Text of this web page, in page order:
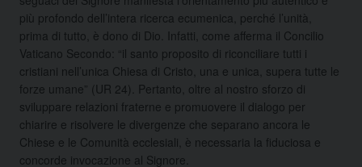
più profondo dell’intera ricerca ecumenica, perché l’unità,
prima di tutto, è dono di Dio. Infatti, come afferma il Concilio
Vaticano Secondo: “il santo proposito di riconciliare tutti i
cristiani nell’unica Chiesa di Cristo, una e unica, supera tutte le
forze umane” (UR 24). Pertanto, oltre al nostro sforzo di
sviluppare relazioni fraterne e promuovere il dialogo per
chiarire e risolvere le divergenze che separano ancora le
Chiese e le Comunità ecclesiali, è necessaria la fiduciosa e
concorde invocazione al Signore.